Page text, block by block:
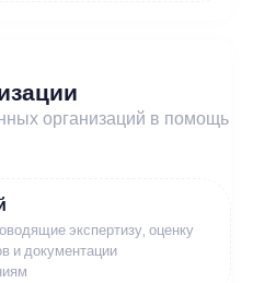
организаций в помощь
экспертизу, оценку
и документации